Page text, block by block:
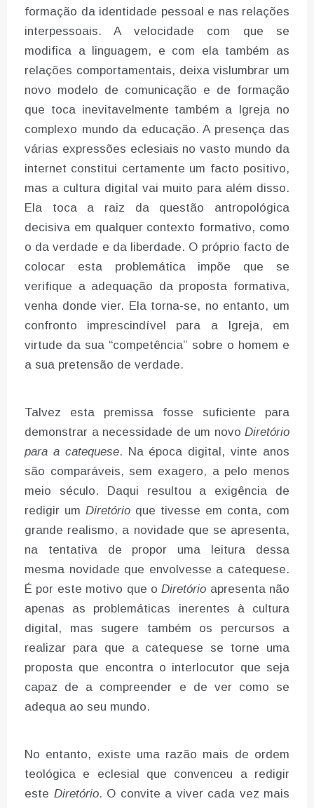
formação da identidade pessoal e nas relações
interpessoais. A velocidade com que se
modifica a linguagem, e com ela também as
relações comportamentais, deixa vislumbrar um
novo modelo de comunicação e de formação
que toca inevitavelmente também a Igreja no
complexo mundo da educação. A presença das
várias expressões eclesiais no vasto mundo da
internet constitui certamente um facto positivo,
mas a cultura digital vai muito para além disso.
Ela toca a raiz da questão antropológica
decisiva em qualquer contexto formativo, como
o da verdade e da liberdade. O próprio facto de
colocar esta problemática impõe que se
verifique a adequação da proposta formativa,
venha donde vier. Ela torna-se, no entanto, um
confronto imprescindível para a Igreja, em
virtude da sua “competência” sobre o homem e
a sua pretensão de verdade.
Talvez esta premissa fosse suficiente para
demonstrar a necessidade de um novo Diretório
para a catequese. Na época digital, vinte anos
são comparáveis, sem exagero, a pelo menos
meio século. Daqui resultou a exigência de
redigir um Diretório que tivesse em conta, com
grande realismo, a novidade que se apresenta,
na tentativa de propor uma leitura dessa
mesma novidade que envolvesse a catequese.
É por este motivo que oDiretório apresenta não
apenas as problemáticas inerentes à cultura
digital, mas sugere também os percursos a
realizar para que a catequese se torne uma
proposta que encontra o interlocutor que seja
capaz de a compreender e de ver como se
adequa ao seu mundo.
No entanto, existe uma razão mais de ordem
teológica e eclesial que convenceu a redigir
este Diretório. O convite a viver cada vez mais